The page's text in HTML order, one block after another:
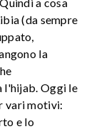
(da sempre
la
l'hijab. Oggi le
vari motivi:
e lo